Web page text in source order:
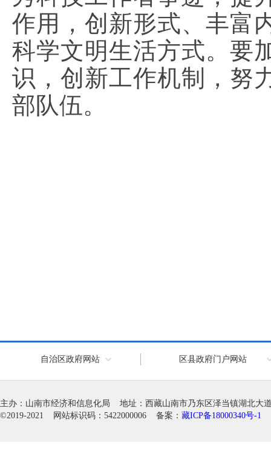
作用，创新形式、丰富
科学文明生活方式。要
识，创新工作机制，努
部队伍。
自治区政府网站 区县政府门户网站
主办：山南市经济和信息化局 地址：西藏山南市乃东区泽当镇湖北大
©2019-2021 网站标识码：5422000006 备案： 藏ICP备18000340号-1